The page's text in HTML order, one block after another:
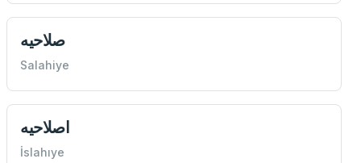
صلاحيه
Salahiye
اصلاحيه
İslahıye